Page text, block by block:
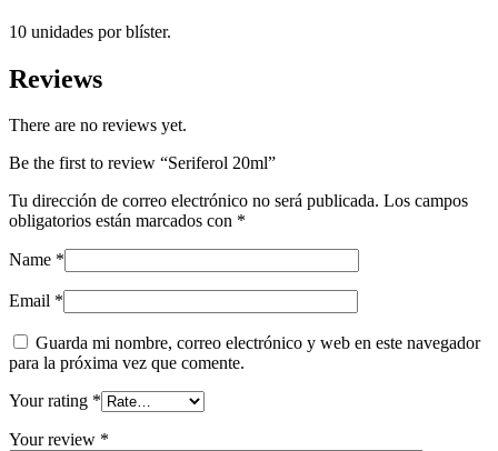
10 unidades por blíster.
Reviews
There are no reviews yet.
Be the first to review “Seriferol 20ml”
Tu dirección de correo electrónico no será publicada. Los campos
obligatorios están marcados con *
Name *
Email *
Guarda mi nombre, correo electrónico y web en este navegador
para la próxima vez que comente.
Your rating *
Your review *